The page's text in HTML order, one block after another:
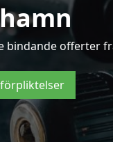
offerter